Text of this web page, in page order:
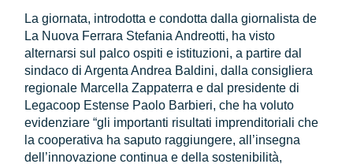
La giornata, introdotta e condotta dalla giornalista de
La Nuova Ferrara Stefania Andreotti, ha visto
alternarsi sul palco ospiti e istituzioni, a partire dal
sindaco di Argenta Andrea Baldini, dalla consigliera
regionale Marcella Zappaterra e dal presidente di
Legacoop Estense Paolo Barbieri, che ha voluto
evidenziare “gli importanti risultati imprenditoriali che
la cooperativa ha saputo raggiungere, all’insegna
dell’innovazione continua e della sostenibilità,